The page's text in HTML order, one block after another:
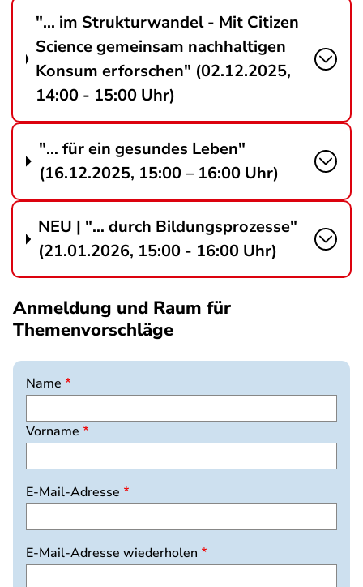
"... im Strukturwandel - Mit Citizen
Science gemeinsam nachhaltigen
Konsum erforschen" (02.12.2025,
14:00 - 15:00 Uhr)
"… für ein gesundes Leben"
(16.12.2025, 15:00 – 16:00 Uhr)
NEU | "… durch Bildungsprozesse"
(21.01.2026, 15:00 - 16:00 Uhr)
Anmeldung und Raum für
Themenvorschläge
Name
Vorname
E-
Adresse
E-Mail-Adresse
E-Mail-Adresse wiederholen